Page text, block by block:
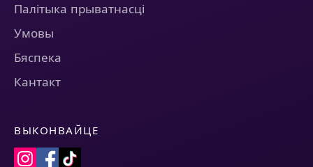
Палітыка прыватнасці
Умовы
Бяспека
Кантакт
ВЫКОНВАЙЦЕ